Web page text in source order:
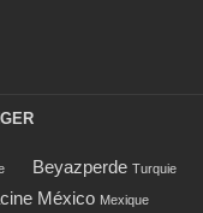
Beyazperde Turquie
México Mexique